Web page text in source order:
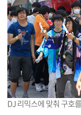
DJ 리믹스에 맞춰 구호